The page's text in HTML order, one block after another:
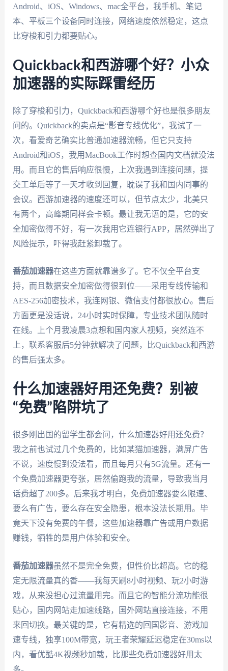
Android、iOS、Windows、mac全平台，我手机、笔记
本、平板三个设备同时连接，网络速度依然稳定，这点
比穿梭和引力都要贴心。
Quickback和西游哪个好？小众
加速器的实际踩雷经历
除了穿梭和引力，Quickback和西游哪个好也是很多朋友
问的。Quickback的卖点是“影音专线优化”，我试了一
次，看爱奇艺确实比普通加速器流畅，但它只支持
Android和iOS，我用MacBook工作时想查国内文档就没法
用。而且它的售后响应很慢，上次我遇到连接问题，提
交工单后等了一天才收到回复，耽误了我和国内同事的
会议。西游加速器的速度还可以，但节点太少，北美只
有两个，高峰期同样会卡顿。最让我无语的是，它的安
全加密做得不好，有一次我用它连银行APP，居然弹出了
风险提示，吓得我赶紧卸载了。
番茄加速器在这些方面就靠谱多了。它不仅全平台支
持，而且数据安全加密做得很到位——采用专线传输和
AES-256加密技术，我连网银、微信支付都很放心。售后
方面更是没话说，24小时实时保障，专业技术团队随时
在线。上个月我凌晨3点想和国内家人视频，突然连不
上，联系客服后5分钟就解决了问题，比Quickback和西游
的售后强太多。
什么加速器好用还免费？别被
“免费”陷阱坑了
很多刚出国的留学生都会问，什么加速器好用还免费？
我之前也试过几个免费的，比如某猫加速器，满屏广告
不说，速度慢到没法看，而且每月只有5G流量。还有一
个免费加速器更夸张，居然偷跑我的流量，导致我当月
话费超了200多。后来我才明白，免费加速器要么限速、
要么有广告，要么存在安全隐患，根本没法长期用。毕
竟天下没有免费的午餐，这些加速器靠广告或用户数据
赚钱，牺牲的是用户体验和安全。
番茄加速器虽然不是完全免费，但性价比超高。它的稳
定无限流量真的香——我每天刷8小时视频、玩2小时游
戏，从来没担心过流量用完。而且它的智能分流功能很
贴心，国内网站走加速线路，国外网站直接连接，不用
来回切换。最关键的是，它有精选的回国影音、游戏加
速专线，独享100M带宽，玩王者荣耀延迟稳定在30ms以
内，看优酷4K视频秒加载，比那些免费加速器好用太
多。